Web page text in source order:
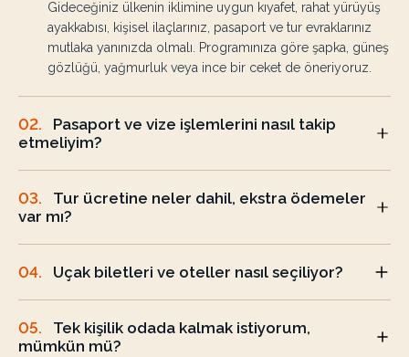
Gideceğiniz ülkenin iklimine uygun kıyafet, rahat yürüyüş
ayakkabısı, kişisel ilaçlarınız, pasaport ve tur evraklarınız
mutlaka yanınızda olmalı. Programınıza göre şapka, güneş
gözlüğü, yağmurluk veya ince bir ceket de öneriyoruz.
02.
Pasaport ve vize işlemlerini nasıl takip
etmeliyim?
03.
Tur ücretine neler dahil, ekstra ödemeler
var mı?
04. Uçak biletleri ve oteller nasıl seçiliyor?
05.
Tek kişilik odada kalmak istiyorum,
mümkün mü?